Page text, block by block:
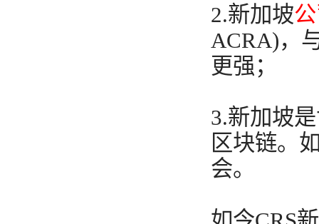
2.新加坡
ACRA)，
更强；
3.新加坡
区块链。
会。